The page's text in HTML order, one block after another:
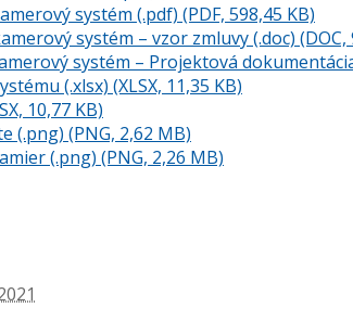
systém (.pdf) (PDF, 598,45 KB)
systém – vzor zmluvy (.doc) (DOC,
systém – Projektová
(.xlsx) (XLSX, 11,35 KB)
10,77 KB)
(.png) (PNG, 2,62 MB)
(.png) (PNG, 2,26 MB)